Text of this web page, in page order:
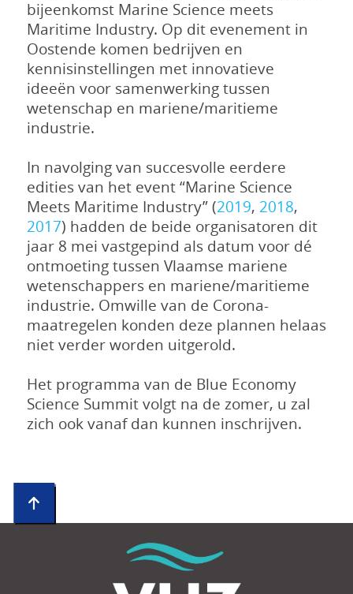
bijeenkomst Marine Science meets
Maritime Industry. Op dit evenement in
Oostende komen bedrijven en
kennisinstellingen met innovatieve
ideeën voor samenwerking tussen
wetenschap en mariene/maritieme
industrie.
In navolging van succesvolle eerdere
edities van het event “Marine Science
Meets Maritime Industry” (2019, 2018,
2017) hadden de beide organisatoren dit
jaar 8 mei vastgepind als datum voor dé
ontmoeting tussen Vlaamse mariene
wetenschappers en mariene/maritieme
industrie. Omwille van de Corona-
maatregelen konden deze plannen helaas
niet verder worden uitgerold.
Het programma van de Blue Economy
Science Summit volgt na de zomer, u zal
zich ook vanaf dan kunnen inschrijven.